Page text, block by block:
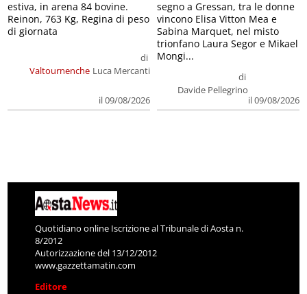
Valtournenche
di
Luca Mercanti
il 09/08/2026
estiva, in arena 84 bovine.
Reinon, 763 Kg, Regina di peso
di giornata
di
Davide Pellegrino
il 09/08/2026
segno a Gressan, tra le donne
vincono Elisa Vitton Mea e
Sabina Marquet, nel misto
trionfano Laura Segor e Mikael
Mongi...
Quotidiano online Iscrizione al Tribunale di Aosta n.
8/2012
Autorizzazione del 13/12/2012
www.gazzettamatin.com
Editore